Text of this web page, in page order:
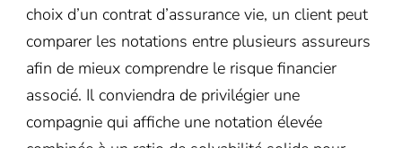
choix d’un contrat d’assurance vie, un client peut
comparer les notations entre plusieurs assureurs
afin de mieux comprendre le risque financier
associé. Il conviendra de privilégier une
compagnie qui affiche une notation élevée